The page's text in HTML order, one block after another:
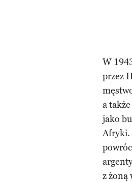
W
przez
a
jako
Afryki.
z żoną